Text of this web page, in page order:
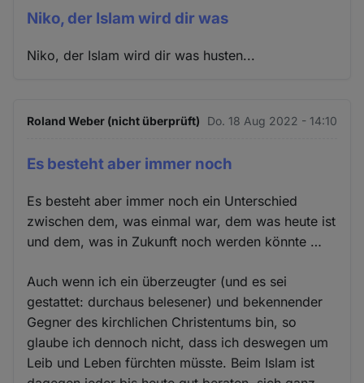
Niko, der Islam wird dir was
Niko, der Islam wird dir was husten...
Roland Weber (nicht überprüft) Do. 18 Aug 2022 - 14:10
Es besteht aber immer noch
Es besteht aber immer noch ein Unterschied
zwischen dem, was einmal war, dem was heute ist
und dem, was in Zukunft noch werden könnte …
Auch wenn ich ein überzeugter (und es sei
gestattet: durchaus belesener) und bekennender
Gegner des kirchlichen Christentums bin, so
glaube ich dennoch nicht, dass ich deswegen um
Leib und Leben fürchten müsste. Beim Islam ist